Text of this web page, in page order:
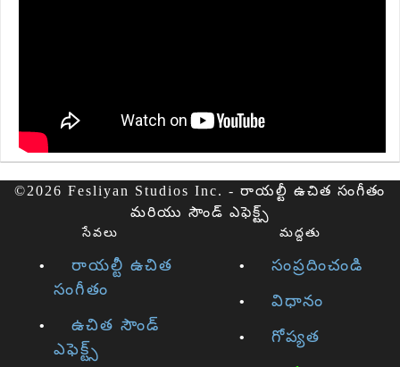
©2026 Fesliyan Studios Inc. - రాయల్టీ ఉచిత సంగీతం
మరియు సౌండ్ ఎఫెక్ట్స్
సేవలు
రాయల్టీ ఉచిత
సంగీతం
ఉచిత సౌండ్
ఎఫెక్ట్స్
మద్దతు
సంప్రదించండి
విధానం
గోప్యత